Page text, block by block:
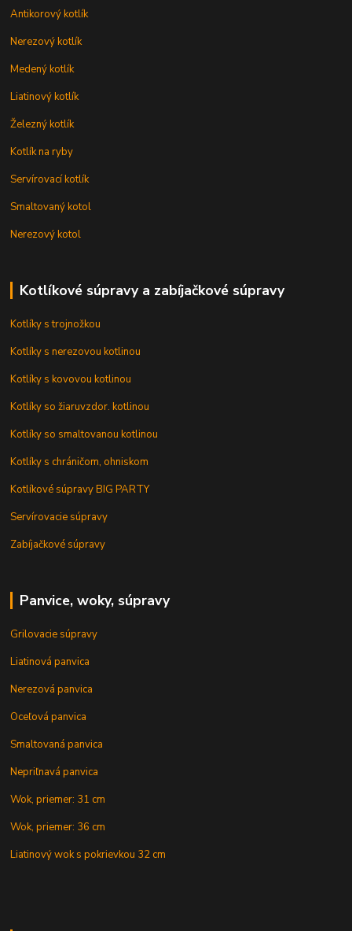
Antikorový kotlík
Nerezový kotlík
Medený kotlík
Liatinový kotlík
Železný kotlík
Kotlík na ryby
Servírovací kotlík
Smaltovaný kotol
Nerezový kotol
Kotlíkové súpravy a zabíjačkové súpravy
Kotlíky s trojnožkou
Kotlíky s nerezovou kotlinou
Kotlíky s kovovou kotlinou
Kotlíky so žiaruvzdor. kotlinou
Kotlíky so smaltovanou kotlinou
Kotlíky s chráničom, ohniskom
Kotlíkové súpravy BIG PARTY
Servírovacie súpravy
Zabíjačkové súpravy
Panvice, woky, súpravy
Grilovacie súpravy
Liatinová panvica
Nerezová panvica
Oceľová panvica
Smaltovaná panvica
Nepriľnavá panvica
Wok, priemer: 31 cm
Wok, priemer: 36 cm
Liatinový wok s pokrievkou 32 cm